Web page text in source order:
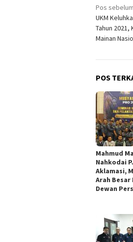
pos
Pos
UKM
Tahun 2021,
Mainan
POS
Mahmud
Nahkodai
Aklamasi,
Arah
Dewan Pers